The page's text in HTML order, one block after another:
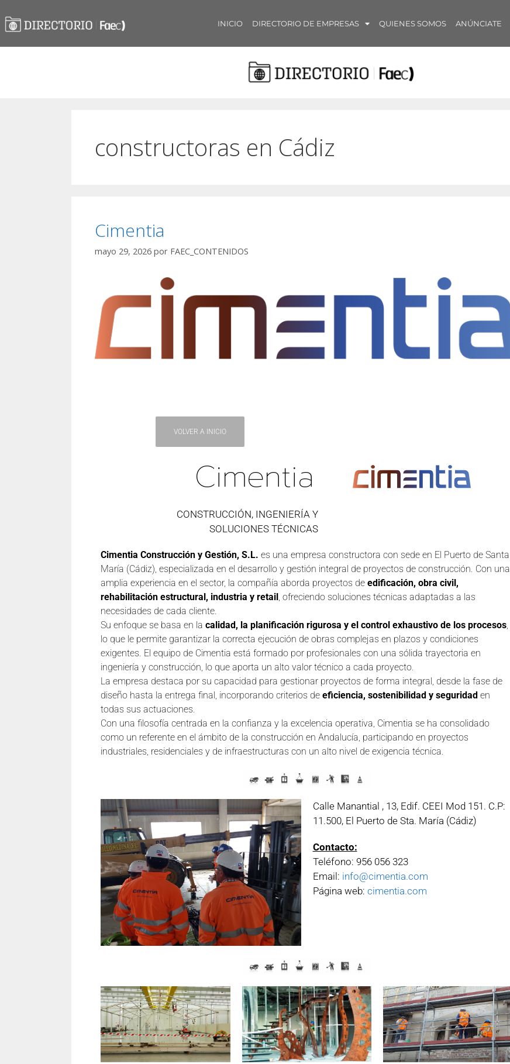
INICIO DIRECTORIO DE EMPRESAS QUIENES SOMOS ANÚNCIATE
constructoras en Cádiz
Cimentia
mayo 29, 2026 por FAEC_CONTENIDOS
VOLVER A INICIO
Cimentia
CONSTRUCCIÓN, INGENIERÍA Y
SOLUCIONES TÉCNICAS
Cimentia Construcción y Gestión, S.L. es una empresa constructora con sede en El Puerto de Santa
María (Cádiz), especializada en el desarrollo y gestión integral de proyectos de construcción. Con una
amplia experiencia en el sector, la compañía aborda proyectos de edificación, obra civil,
rehabilitación estructural, industria y retail , ofreciendo soluciones técnicas adaptadas a las
necesidades de cada cliente.
Su enfoque se basa en la calidad, la planificación rigurosa y el control exhaustivo de los procesos,
lo que le permite garantizar la correcta ejecución de obras complejas en plazos y condiciones
exigentes. El equipo de Cimentia está formado por profesionales con una sólida trayectoria en
ingeniería y construcción, lo que aporta un alto valor técnico a cada proyecto.
La empresa destaca por su capacidad para gestionar proyectos de forma integral, desde la fase de
diseño hasta la entrega final, incorporando criterios de eficiencia, sostenibilidad y seguridad en
todas sus actuaciones.
Con una filosofía centrada en la confianza y la excelencia operativa, Cimentia se ha consolidado
como un referente en el ámbito de la construcción en Andalucía, participando en proyectos
industriales, residenciales y de infraestructuras con un alto nivel de exigencia técnica.
Calle Manantial , 13, Edif. CEEI Mod 151. C.P:
11.500, El Puerto de Sta. María (Cádiz)
Contacto:
Teléfono: 956 056 323
Email: info@cimentia.com
Página web: cimentia.com